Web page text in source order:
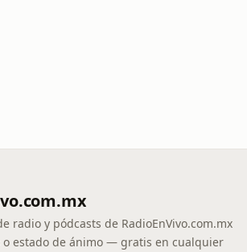
radio y pódcasts de RadioEnVivo.com.mx
estado de ánimo — gratis en cualquier